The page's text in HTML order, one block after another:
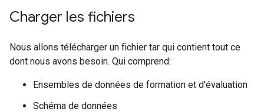
Charger les fichiers
Nous allons télécharger un fichier tar qui contient tout ce
dont nous avons besoin. Qui comprend:
Ensembles de données de formation et d'évaluation
Schéma de données